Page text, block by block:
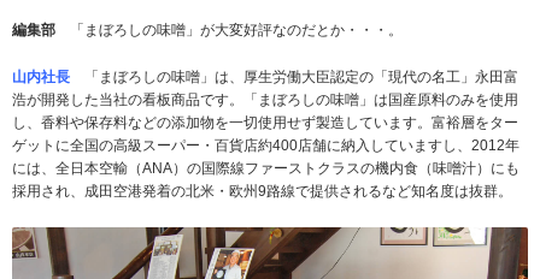
編集部 「まぼろしの味噌」が大変好評なのだとか・・・。
山内社長
「まぼろしの味噌」は、厚生労働大臣認定の「現代の名工」永田富
浩が開発した当社の看板商品です。「まぼろしの味噌」は国産原料のみを使用
し、香料や保存料などの添加物を一切使用せず製造しています。富裕層をター
ゲットに全国の高級スーパー・百貨店約400店舗に納入していますし、2012年
には、全日本空輸（ANA）の国際線ファーストクラスの機内食（味噌汁）にも
採用され、成田空港発着の北米・欧州9路線で提供されるなど知名度は抜群。